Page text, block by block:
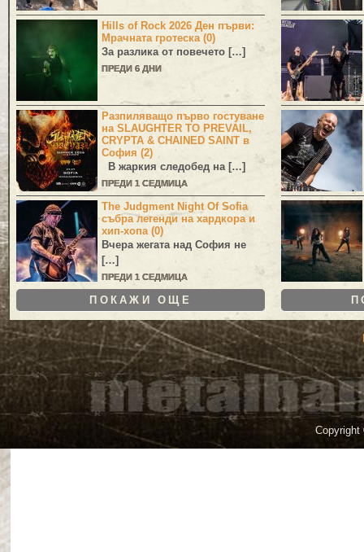
Hills of Rock 2026 Ден първи:
Мрачната гротеска (0)
За разлика от повечето […]
ПРЕДИ 6 ДНИ
Разпиляващо първо гостуване
на SLAUGHTER TO PREVAIL,
CRYPTA & CHAINED SAINT в
София (2)
В жаркия следобед на […]
ПРЕДИ 1 СЕДМИЦА
The Judgment Night Of Sofia
събра легенди на хардкора и
хип-хопа (0)
Вчера жегата над София не
[…]
ПРЕДИ 1 СЕДМИЦА
ПОКАЖИ ОЩЕ